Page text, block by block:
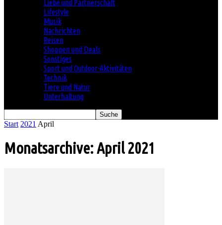
Liebe und Partnerschaft
Lifestyle
Musik
Nachrichten
Reisen
Shoppen und Deals
Sonstiges
Sport und Outdoor-Aktivitäten
Technik
Tiere und Natur
Unterhaltung
Start 2021 April
Monatsarchive: April 2021